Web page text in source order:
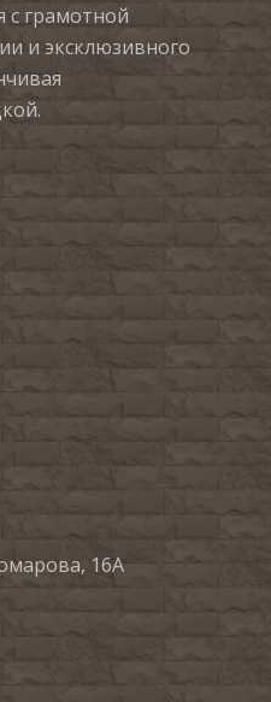
с грамотной
и эксклюзивного
16А